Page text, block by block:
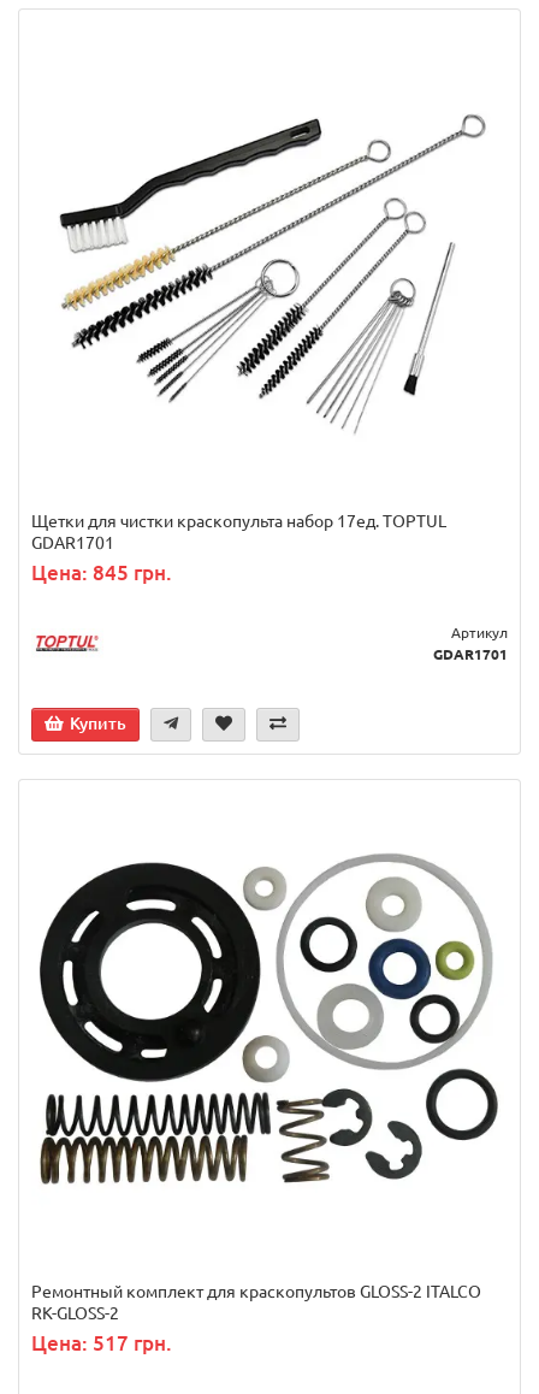
Щетки для чистки краскопульта набор 17ед. TOPTUL
GDAR1701
Цена: 845 грн.
Артикул
GDAR1701
Купить
Ремонтный комплект для краскопультов GLOSS-2 ITALCO
RK-GLOSS-2
Цена: 517 грн.